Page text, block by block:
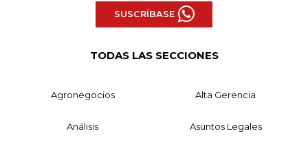
SUSCRÍBASE
TODAS LAS SECCIONES
Agronegocios Alta Gerencia
Análisis Asuntos Legales